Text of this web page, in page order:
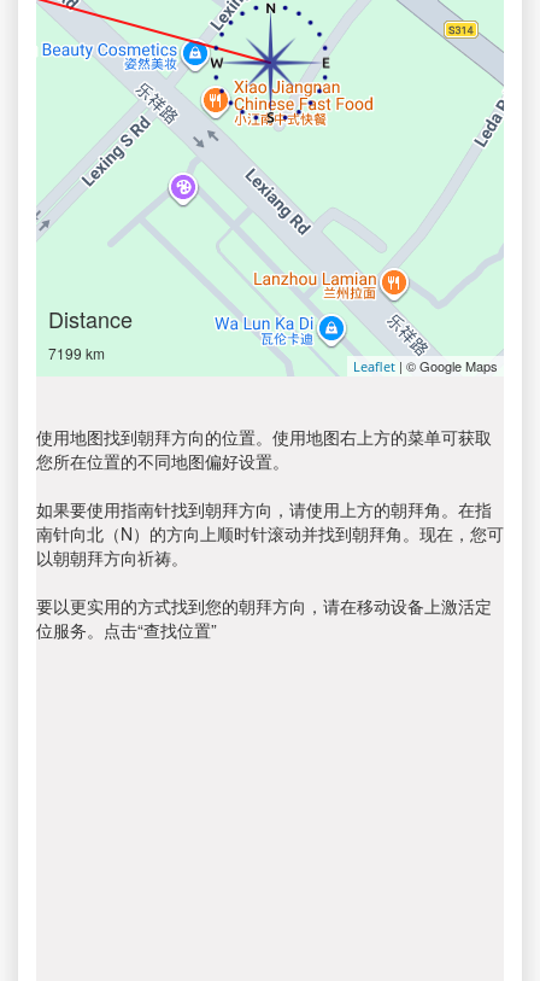
Distance
7199 km
Leaflet | © Google Maps
使用地图找到朝拜方向的位置。使用地图右上方的菜单可获取
您所在位置的不同地图偏好设置。
如果要使用指南针找到朝拜方向，请使用上方的朝拜角。在指
南针向北（N）的方向上顺时针滚动并找到朝拜角。现在，您可
以朝朝拜方向祈祷。
要以更实用的方式找到您的朝拜方向，请在移动设备上激活定
位服务。点击“查找位置”